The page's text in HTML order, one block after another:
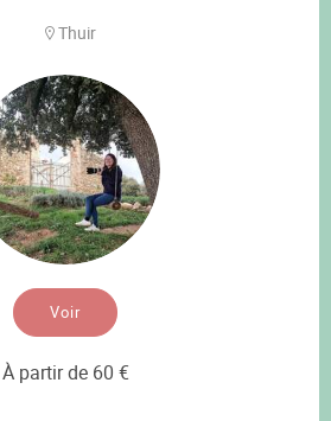
Thuir
Voir
À partir de 60 €